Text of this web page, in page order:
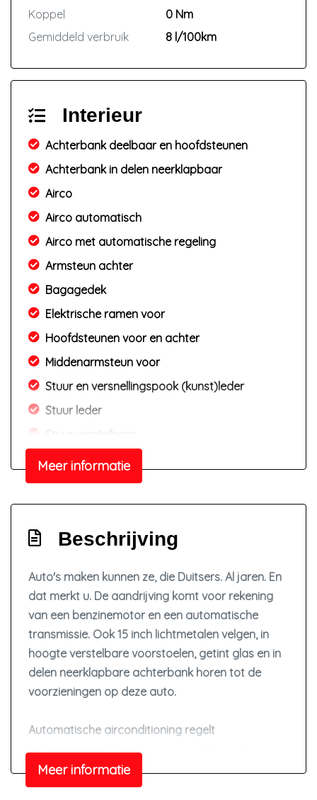
Koppel
0 Nm
Gemiddeld verbruik
8 l/100km
Interieur
Achterbank deelbaar en hoofdsteunen
Achterbank in delen neerklapbaar
Airco
Airco automatisch
Airco met automatische regeling
Armsteun achter
Bagagedek
Elektrische ramen voor
Hoofdsteunen voor en achter
Middenarmsteun voor
Stuur en versnellingspook (kunst)leder
Stuur leder
Stuur verstelbaar
Stuurbekrachtiging
Voorstoelen in hoogte verstelbaar
Achterruitwisser
Buitenspiegels elektrisch verstel- en
verwarmbaar
Buitenspiegels in carrosseriekleur
Bumpers in carrosseriekleur
Centrale vergrendeling met afstandsbediening
Lichtmetalen velgen 15"
Metaalkleur
Mistlampen voor
Meer informatie
Beschrijving
Auto's maken kunnen ze, die Duitsers. Al jaren. En
dat merkt u. De aandrijving komt voor rekening
van een benzinemotor en een automatische
transmissie. Ook 15 inch lichtmetalen velgen, in
hoogte verstelbare voorstoelen, getint glas en in
delen neerklapbare achterbank horen tot de
voorzieningen op deze auto.
Automatische airconditioning regelt
volautomatisch de temperatuur. U kiest de
gewenste temperatuur en het systeem doet de
rest. De voordelen van de aanwezige cruise
Meer informatie